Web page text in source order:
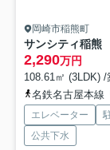
岡崎市稲熊町
サンシティ稲熊
2,290万円
108.61㎡ (3LDK)
名鉄名古屋本線
エレベーター
公共下水